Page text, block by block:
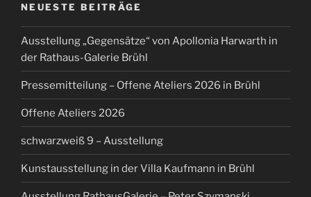
NEUESTE BEITRÄGE
Ausstellung „Gegensätze“ von Apollonia Harwarth in
der Rathaus-Galerie Brühl
Pressemitteilung – Offene Ateliers 2026 in Brühl
Offene Ateliers 2026
schwarzweiß 9 – Ausstellung
Kunstausstellung in der Villa Kaufmann in Brühl